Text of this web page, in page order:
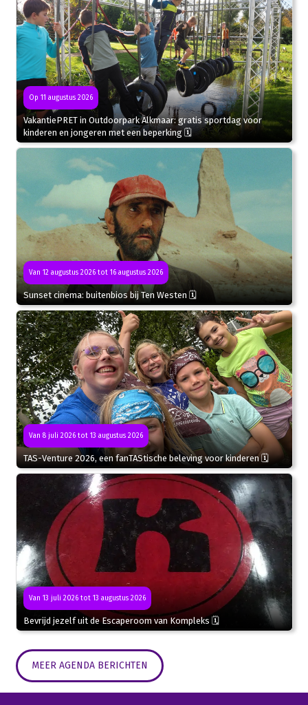
Op 11 augustus 2026
VakantiePRET in Outdoorpark Alkmaar: gratis sportdag voor
kinderen en jongeren met een beperking 🗓
Van 12 augustus 2026 tot 16 augustus 2026
Sunset cinema: buitenbios bij Ten Westen 🗓
Van 8 juli 2026 tot 13 augustus 2026
TAS-Venture 2026, een fanTAStische beleving voor kinderen 🗓
Van 13 juli 2026 tot 13 augustus 2026
Bevrijd jezelf uit de Escaperoom van Kompleks 🗓
MEER AGENDA BERICHTEN